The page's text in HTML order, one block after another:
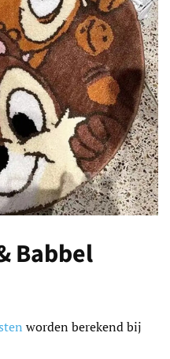
Babbel
worden berekend bij